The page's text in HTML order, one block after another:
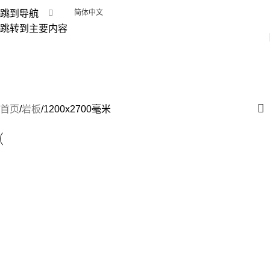
跳到导航
跳转到主要内容
简体中文
首页 岩板 1200x2700毫米